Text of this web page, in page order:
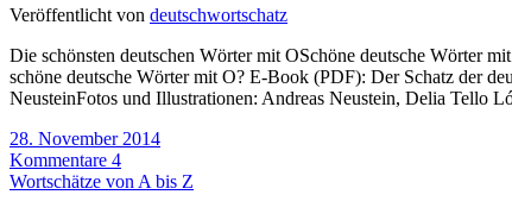
Veröffentlicht von deutschwortschatz
Die schönsten deutschen Wörter mit OSchöne deutsche Wörter
schöne deutsche Wörter mit O? E-Book (PDF): Der Schatz der
NeusteinFotos und Illustrationen: Andreas Neustein, Delia Tello
28. November 2014
Kommentare 4
Wortschätze von A bis Z